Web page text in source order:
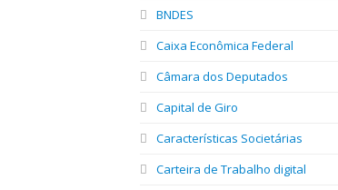
BNDES
Caixa Econômica Federal
Câmara dos Deputados
Capital de Giro
Características Societárias
Carteira de Trabalho digital